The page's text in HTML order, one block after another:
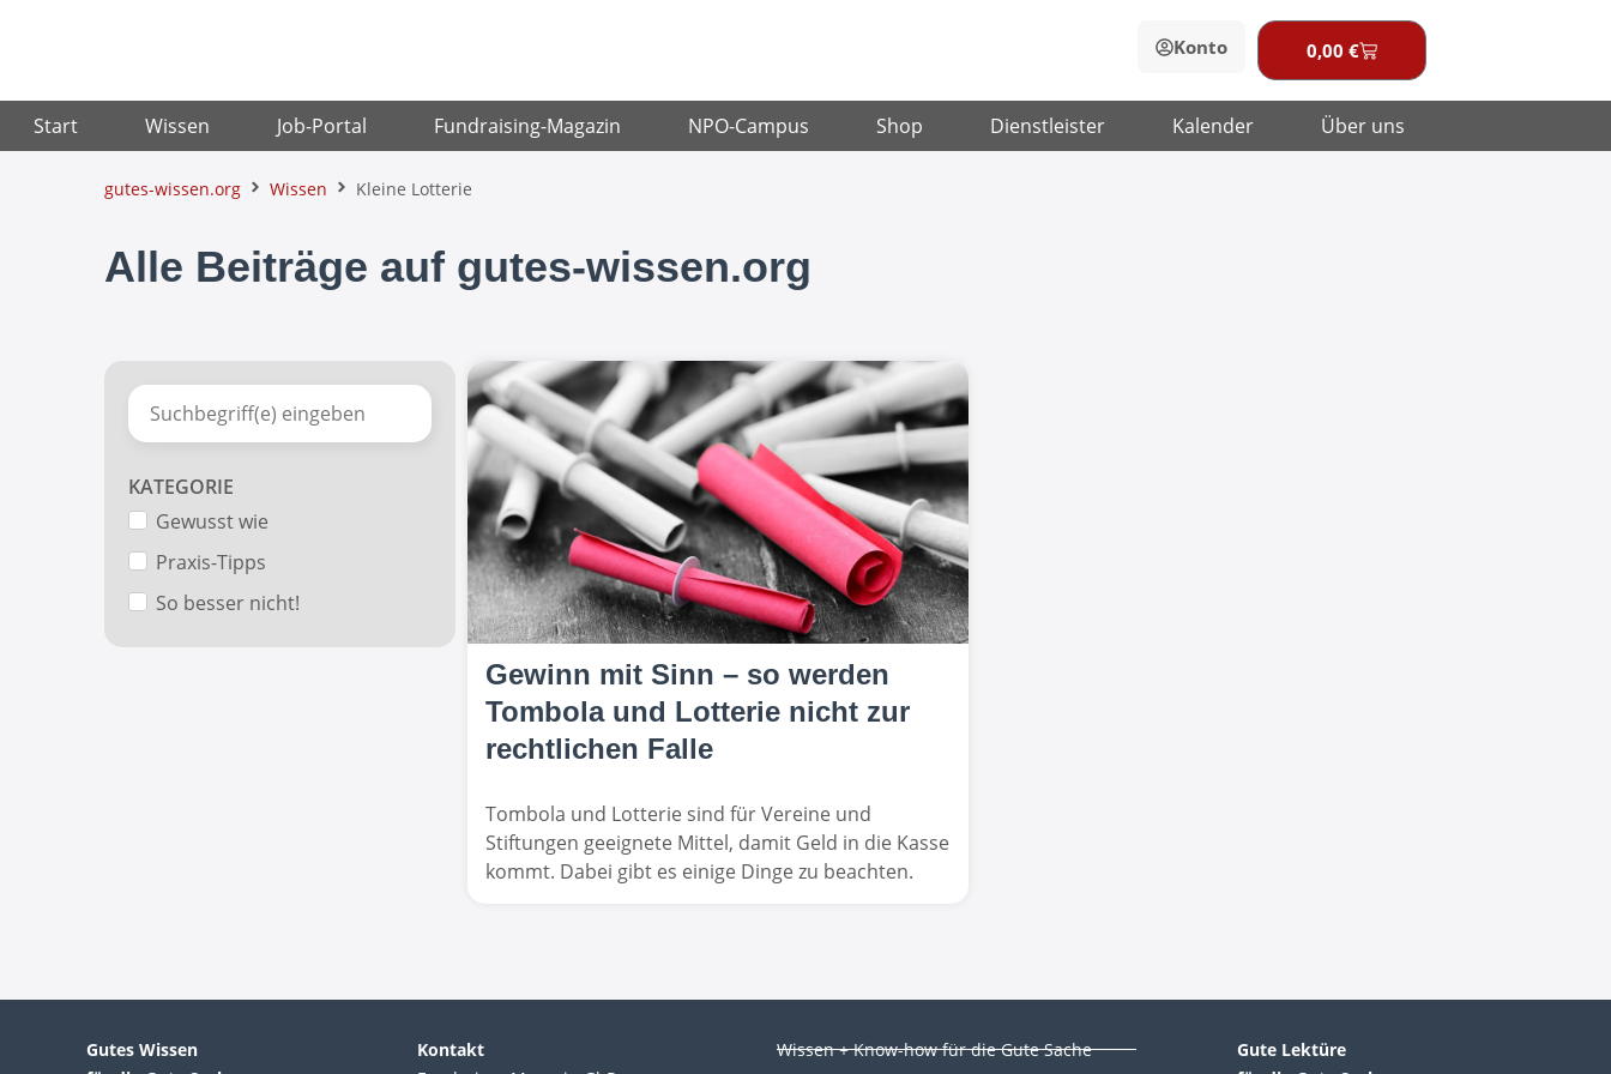
Konto 0,00 €Warenkorb
Start Wissen Job-Portal Fundraising-Magazin NPO-Campus Shop Dienstleister Kalender Über uns
gutes-wissen.org Wissen Kleine Lotterie
Alle Beiträge auf gutes-wissen.org
KATEGORIE
Gewusst wie
Praxis-Tipps
So besser nicht!
Gewinn mit Sinn – so werden
Tombola und Lotterie nicht zur
rechtlichen Falle
Tombola und Lotterie sind für Vereine und
Stiftungen geeignete Mittel, damit Geld in die Kasse
kommt. Dabei gibt es einige Dinge zu beachten.
Gutes Wissen
Kontakt
Wissen + Know-how für die Gute Sache
Gute Lektüre